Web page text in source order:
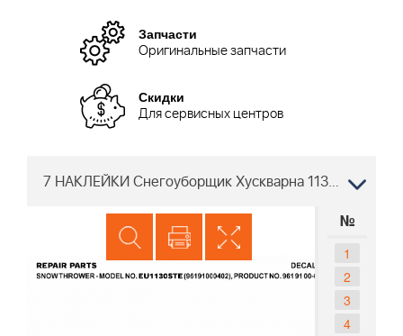
Запчасти
Оригинальные запчасти
Скидки
Для сервисных центров
7 НАКЛЕЙКИ Снегоуборщик Хускварна 1130 STE 96191000402, 961910004, 2007-01
№
1
2
3
4